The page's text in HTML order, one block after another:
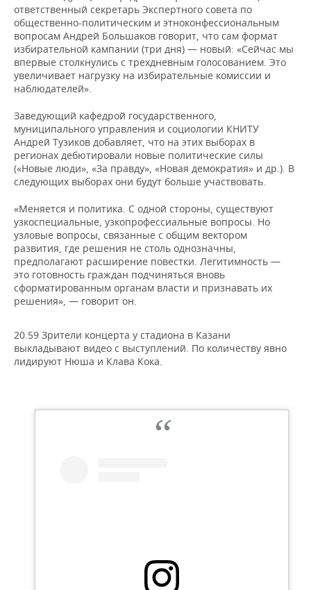
ответственный секретарь Экспертного совета по
общественно-политическим и этноконфессиональным
вопросам Андрей Большаков говорит, что сам формат
избирательной кампании (три дня) — новый: «Сейчас мы
впервые столкнулись с трехдневным голосованием. Это
увеличивает нагрузку на избирательные комиссии и
наблюдателей».
Заведующий кафедрой государственного,
муниципального управления и социологии КНИТУ
Андрей Тузиков добавляет, что на этих выборах в
регионах дебютировали новые политические силы
(«Новые люди», «За правду», «Новая демократия» и др.). В
следующих выборах они будут больше участвовать.
«Меняется и политика. С одной стороны, существуют
узкоспециальные, узкопрофессиальные вопросы. Но
узловые вопросы, связанные с общим вектором
развития, где решения не столь однозначны,
предполагают расширение повестки. Легитимность —
это готовность граждан подчиняться вновь
сформатированным органам власти и признавать их
решения», — говорит он.
20.59 Зрители концерта у стадиона в Казани
выкладывают видео с выступлений. По количеству явно
лидируют Нюша и Клава Кока.